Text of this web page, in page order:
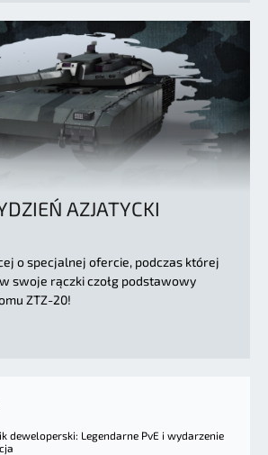
AZJATYCKI
o specjalnej ofercie, podczas której
swoje rączki czołg podstawowy
ZTZ-20!
deweloperski: Legendarne PvE i wydarzenie